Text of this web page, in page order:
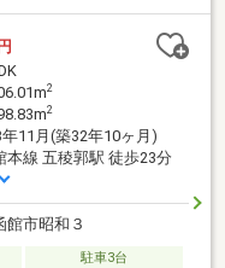
2
2
年11月(築32年10ヶ月)
本線 五稜郭駅 徒歩23分
館市昭和３
駐車3台